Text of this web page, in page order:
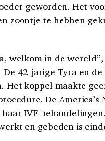
geworden. Het
zoontje te hebben
welkom in de
De 42-jarige Tyra en
Het koppel maakte
De
IVF-
en gebeden is